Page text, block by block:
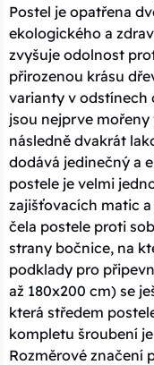
Postel je opatřena
ekologického a
zvyšuje odolnost
přirozenou krásu
varianty v odstínech
jsou nejprve
následně dvakrát
dodává jedinečný a
postele je velmi
zajišťovacích matic
čela postele proti
strany bočnice, na
podklady pro
až 180x200 cm) se
která středem
kompletu šroubení
Rozměrové značení